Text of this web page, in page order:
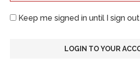
Keep me signed in until I sign out